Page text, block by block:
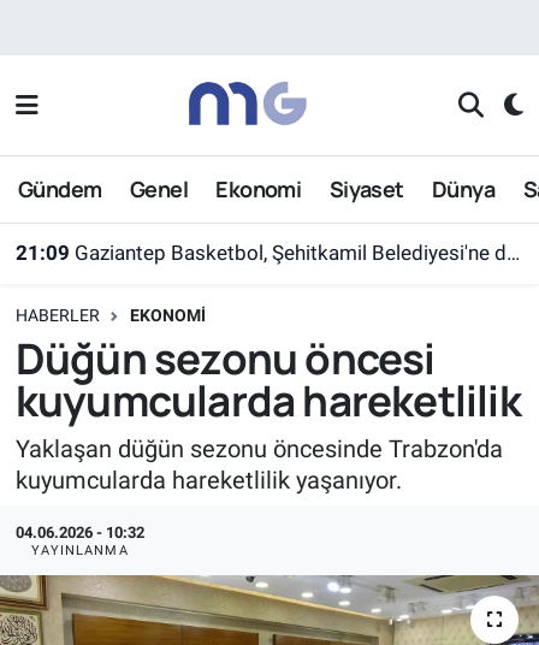
Gündem Genel Ekonomi Siyaset Dünya
21:09 Gaziantep Basketbol, Şehitkamil Belediyesi'ne devredildi
HABERLER EKONOMI
Düğün sezonu öncesi
kuyumcularda hareketlilik
Yaklaşan düğün sezonu öncesinde Trabzon'da
kuyumcularda hareketlilik yaşanıyor.
04.06.2026 - 10:32
YAYINLANMA
Nöbetçi Eczaneler
Hava Durumu
Süper Lig Puan Durumu ve Fikstür
Tüm Manşetler
Son Dakika Haberleri
Haber Arşivi